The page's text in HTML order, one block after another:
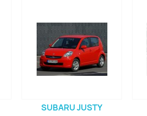
SUBARU JUSTY